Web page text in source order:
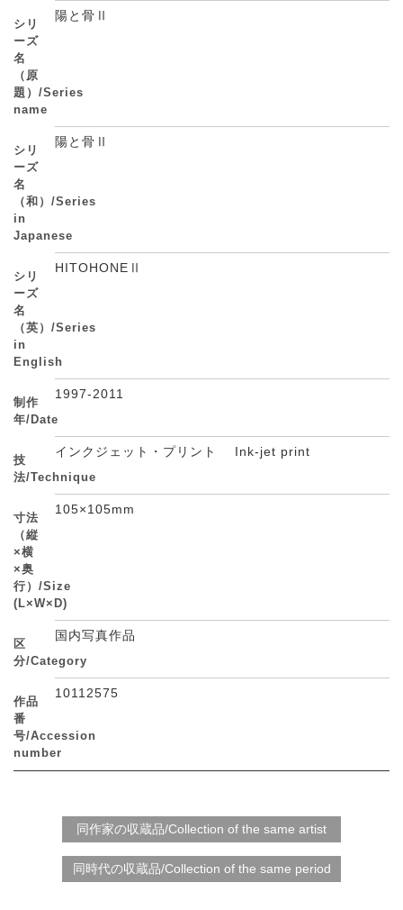
シリ
ーズ
名
（原
題）/Series
name
陽と骨Ⅱ
シリ
ーズ
名
（和）/Series
in
Japanese
陽と骨Ⅱ
シリ
ーズ
名
（英）/Series
in
English
HITOHONEⅡ
制作
年/Date
1997-2011
技
法/Technique
インクジェット・プリント Ink-jet print
寸法
（縦
×横
×奥
行）/Size
(L×W×D)
105×105mm
区
分/Category
国内写真作品
作品
番
号/Accession
number
10112575